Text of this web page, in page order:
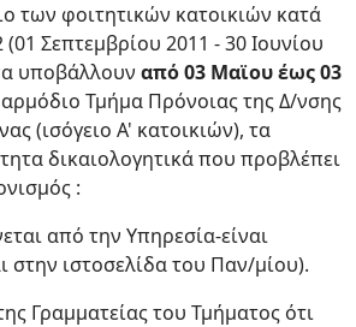
των φοιτητικών κατοικιών κατά
(01 Σεπτεμβρίου 2011 - 30 Ιουνίου
υποβάλλουν από 03 Μαϊου έως 03
Τμήμα Πρόνοιας της Δ/νσης
(ισόγειο Α' κατοικιών), τα
δικαιολογητικά που προβλέπει
:
από την Υπηρεσία-είναι
στην ιστοσελίδα του Παν/μίου).
Γραμματείας του Τμήματος ότι